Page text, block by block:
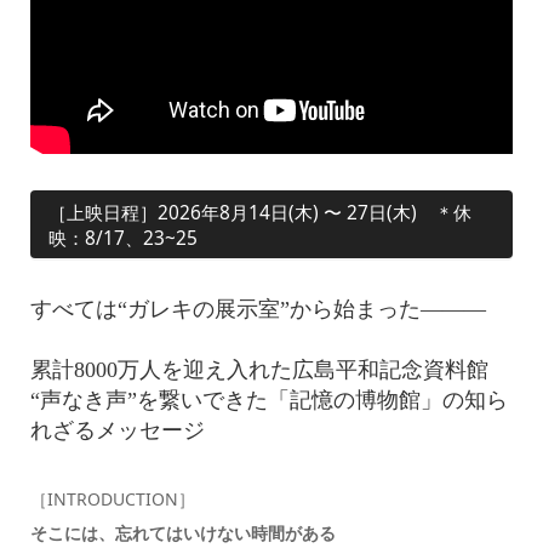
［上映日程］2026年8月14日(木) 〜 27日(木) ＊休
映：8/17、23~25
すべては“ガレキの展示室”から始まった———
累計8000万人を迎え入れた広島平和記念資料館
“声なき声”を繋いできた「記憶の博物館」の知ら
れざるメッセージ
［INTRODUCTION］
そこには、忘れてはいけない時間がある